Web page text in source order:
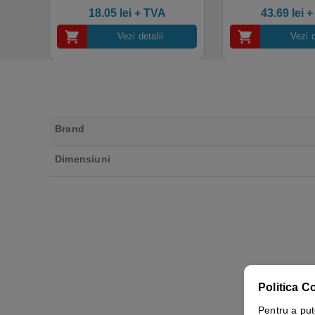
industrial, calitate premium
18.05 lei+ TVA
Vezi detalii
43.69 lei +
Vezi
Brand
Dimensiuni
Politica
Pentru a